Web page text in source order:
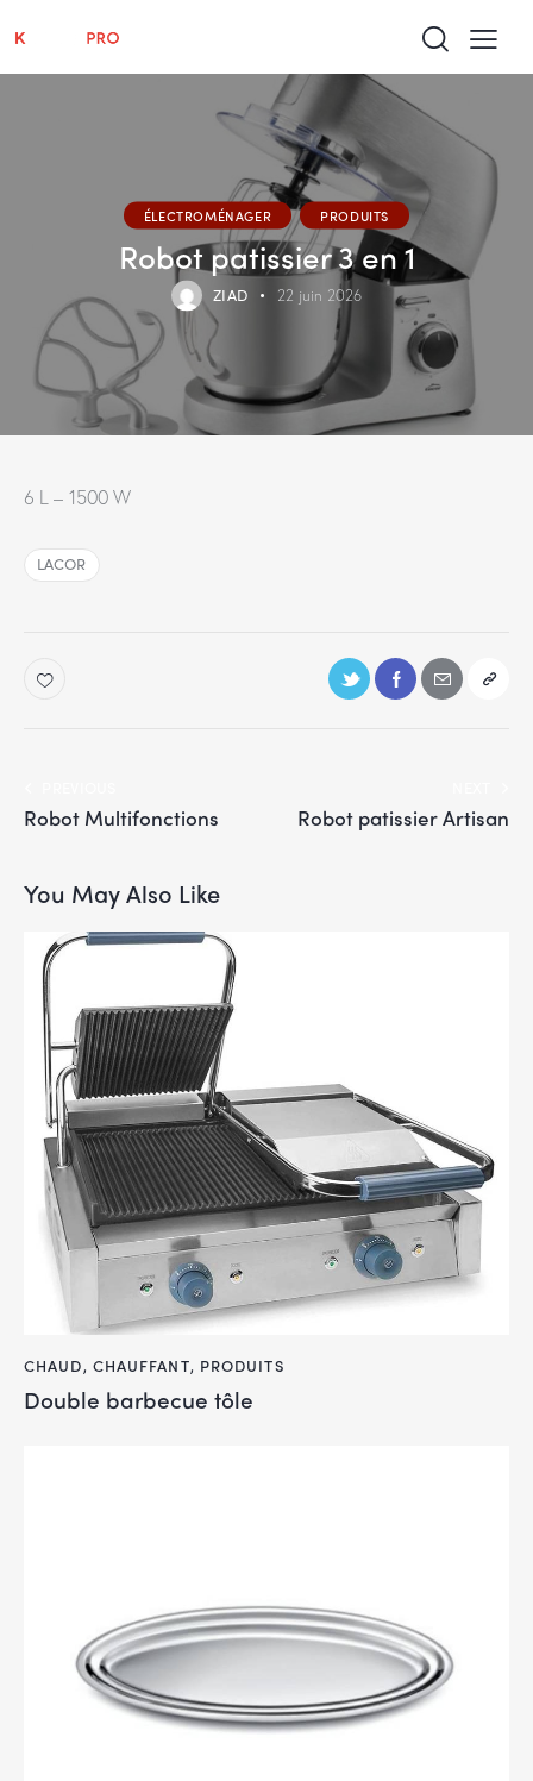
ÉLECTROMÉNAGER PRODUITS
Robot patissier 3 en 1
ZIAD 22 juin 2026
6 L – 1500 W
LACOR
Robot Multifonctions Robot patissier Artisan
You May Also Like
CHAUD, CHAUFFANT, PRODUITS
Double barbecue tôle